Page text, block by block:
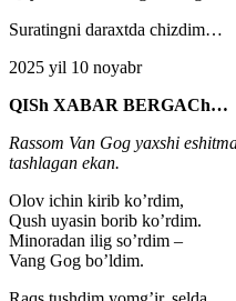
Suratingni daraxtda chizdim…
2025 yil 10 noyabr
QISh XABAR BERGACh…
Rassom Van Gog yaxshi
tashlagan ekan.
Olov ichin kirib ko’rdim,
Qush uyasin borib ko’rdim.
Minoradan ilig so’rdim –
Vang Gog bo’ldim.